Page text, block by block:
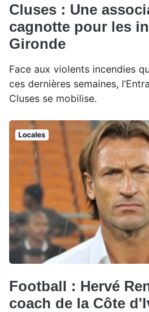
Cluses : Une
cagnotte pour les
Gironde
Face aux violents incendies
ces dernières semaines,
Cluses se mobilise.
Locales
Football : Hervé
coach de la Côte